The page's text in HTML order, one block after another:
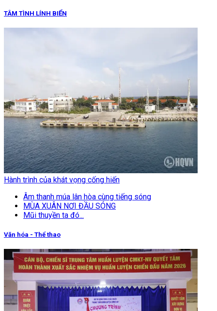
TÂM TÌNH LÍNH BIỂN
Hành trình của khát vọng cống hiến
Âm thanh múa lân hòa cùng tiếng sóng
MÙA XUÂN NƠI ĐẦU SÓNG
Mũi thuyền ta đó...
Văn hóa - Thể thao